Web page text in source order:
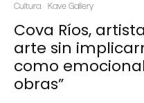
Cultura Kave Gallery
Cova Ríos,
arte sin
como
obras”